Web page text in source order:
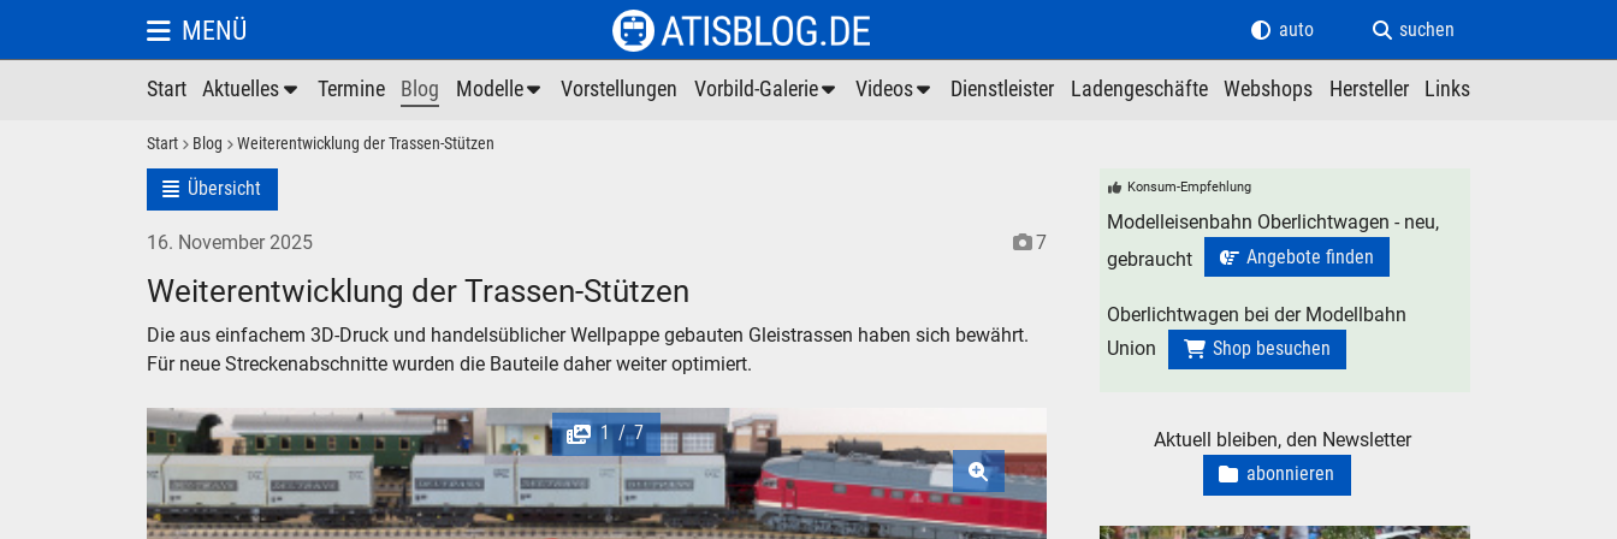
Start Aktuelles Termine Blog Modelle Vorstellungen Vorbild-Galerie Videos Dienstleister Ladengeschäfte Webshops Hersteller Links
MENÜ suchen
auto
Start Blog Weiterentwicklung der Trassen-Stützen
Übersicht
16. November 2025 7
Weiterentwicklung der Trassen-Stützen
Die aus einfachem 3D-Druck und handelsüblicher Wellpappe gebauten Gleistrassen haben sich bewährt.
Für neue Streckenabschnitte wurden die Bauteile daher weiter optimiert.
1 / 7
Konsum-Empfehlung
Modelleisenbahn Oberlichtwagen - neu,
gebraucht
Angebote finden
Oberlichtwagen bei der Modellbahn
Union
Shop besuchen
Aktuell bleiben, den Newsletter
abonnieren